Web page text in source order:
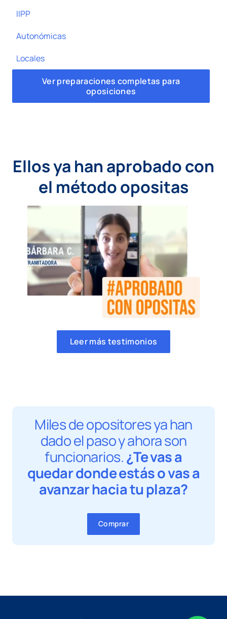
IIPP
Autonómicas
Locales
Ver preparaciones completas para
oposiciones
Ellos ya han aprobado con
el método opositas
Leer más testimonios
Miles de opositores ya han
dado el paso y ahora son
funcionarios.¿Te vas a
quedar donde estás o vas a
avanzar hacia tu plaza?
Comprar